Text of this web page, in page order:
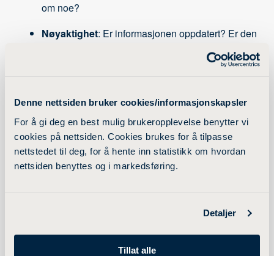
Denne nettsiden bruker cookies/informasjonskapsler
For å gi deg en best mulig brukeropplevelse benytter vi
cookies på nettsiden. Cookies brukes for å tilpasse
nettstedet til deg, for å hente inn statistikk om hvordan
nettsiden benyttes og i markedsføring.
Detaljer
Tillat alle
om noe?
Nøyaktighet: Er informasjonen oppdatert? Er den
til din problemstilling?
Dette er bare eksempler på spørsmål du bør stille deg.
Følg lenkene under for mer informasjon:
Kildekritikk(Kildekompasset)